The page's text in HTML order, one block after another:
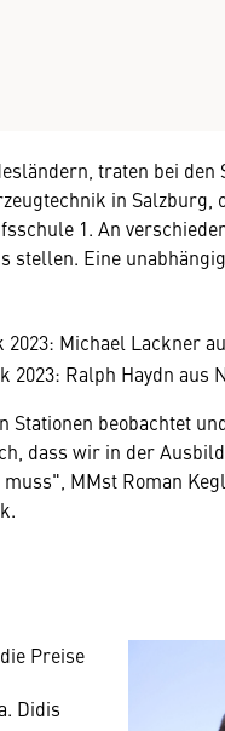
traten bei
in
1. An
Eine
Michael Lackner
2023: Ralph Haydn aus
Stationen beobachtet
dass wir in der
MMst Roman
Preise
Didis